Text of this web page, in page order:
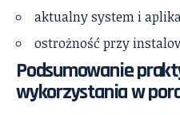
aktualny system i
ostrożność przy
Podsumowanie
wykorzystania w